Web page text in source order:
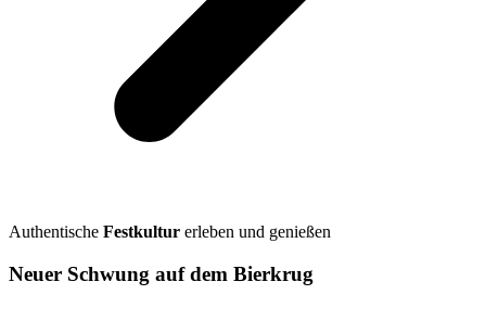
Authentische Festkultur erleben und genießen
Neuer Schwung auf dem Bierkrug